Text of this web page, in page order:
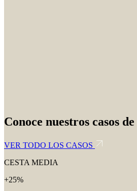
Conoce nuestros casos
VER TODO LOS CASOS
CESTA MEDIA
+25%